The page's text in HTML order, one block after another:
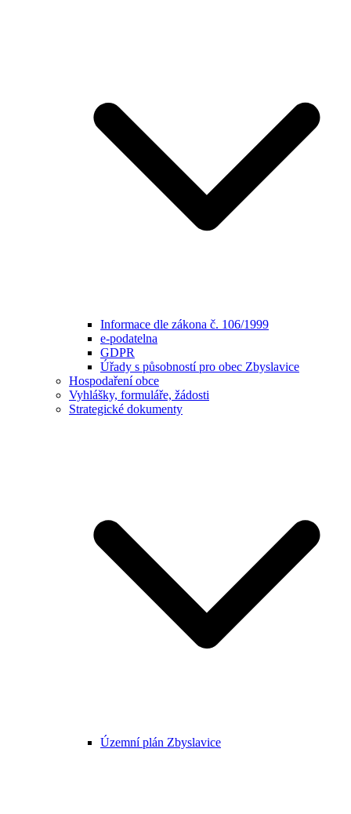
Informace dle zákona č. 106/1999
e-podatelna
GDPR
Úřady s působností pro obec Zbyslavice
Hospodaření obce
Vyhlášky, formuláře, žádosti
Strategické dokumenty
Územní plán Zbyslavice